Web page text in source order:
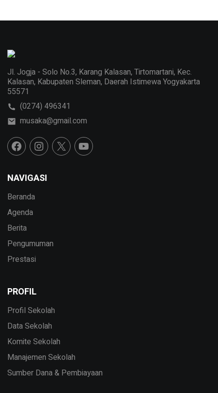
Jl. Jogja - Solo No.3, Karang Kalasan, Tirtomartani, Kec.
Kalasan, Kabupaten Sleman, Daerah Istimewa Yogyakarta
55571
(0274) 496341
musaka@gmail.com
NAVIGASI
Beranda
Agenda
Berita
Pengumuman
Prestasi
PROFIL
Profil Sekolah
Data Sekolah
Komite Sekolah
Manajemen Sekolah
Sumber Dana & Pembiayaan